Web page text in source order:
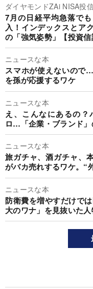
ダイヤモンドZAi NISA投
7月の日経平均急落で
入！インデックスとア
の「強気姿勢」【投資信
ニュースな本
スマホが使えないので
を孫が応援するワケ
ニュースな本
え、こんなにあるの
ロ…「企業・ブランド
ニュースな本
旅ガチャ、酒ガチャ、
がバカ売れするワケ。“
ニュースな本
防衛費を増やすだけで
大のワナ」を見抜いた